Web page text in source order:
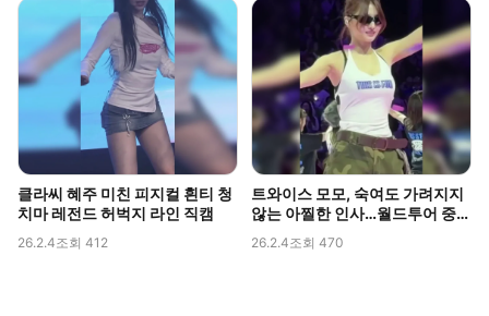
클라씨 혜주 미친 피지컬 흰티 청
치마 레전드 허벅지 라인 직캠
26.2.4조회 412
트와이스 모모, 숙여도 가려지지
않는 아찔한 인사…월드투어 중
26.2.4조회 470